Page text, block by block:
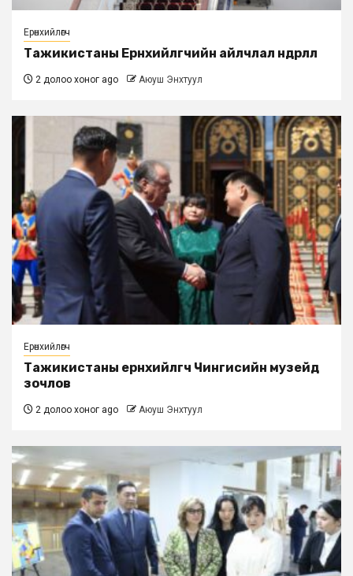
Ерөнхийлөгч
Тажикистаны Ерөнхийлөгчийн айлчлал өндөрлөлөө
2 долоо хоног ago Аюуш Энхтуул
Ерөнхийлөгч
Тажикистаны ерөнхийлөгч Чингисийн музейд
зочлов
2 долоо хоног ago Аюуш Энхтуул